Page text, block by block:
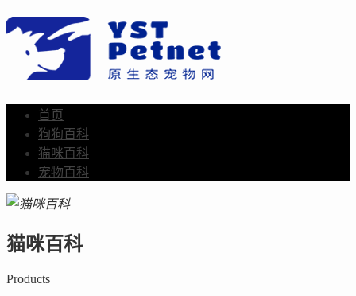
首页
狗狗百科
猫咪百科
宠物百科
猫咪百科
Products